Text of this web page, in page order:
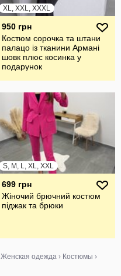
XL, XXL, XXXL
950 грн
Костюм сорочка та штани
палацо із тканини Армані
шовк плюс косинка у
подарунок
S, M, L, XL, XXL
699 грн
Жіночий брючний костюм
піджак та брюки
Женская одежда › Костюмы ›